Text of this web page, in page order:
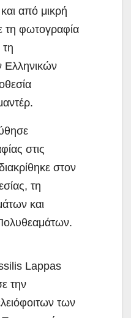
και από μικρή
τη φωτογραφία
στις
στον
τη
και
την
των